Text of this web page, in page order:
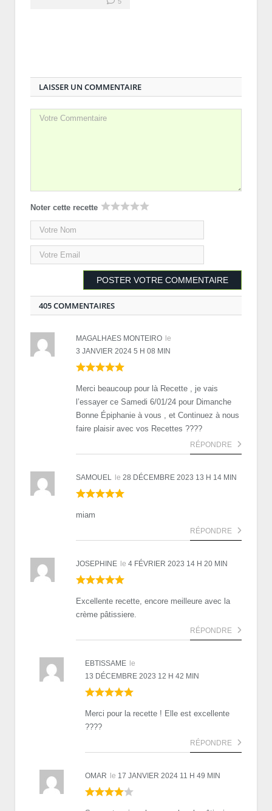
LAISSER UN COMMENTAIRE
Noter cette recette
405 COMMENTAIRES
MAGALHAES MONTEIRO le
3 JANVIER 2024 5 H 08 MIN
Merci beaucoup pour là Recette , je vais
l’essayer ce Samedi 6/01/24 pour Dimanche
Bonne Épiphanie à vous , et Continuez à nous
faire plaisir avec vos Recettes ????
RÉPONDRE
SAMOUEL le 28 DÉCEMBRE 2023 13 H 14 MIN
miam
RÉPONDRE
JOSEPHINE le 4 FÉVRIER 2023 14 H 20 MIN
Excellente recette, encore meilleure avec la
crème pâtissiere.
RÉPONDRE
EBTISSAME le
13 DÉCEMBRE 2023 12 H 42 MIN
Merci pour la recette ! Elle est excellente
????
RÉPONDRE
OMAR le 17 JANVIER 2024 11 H 49 MIN